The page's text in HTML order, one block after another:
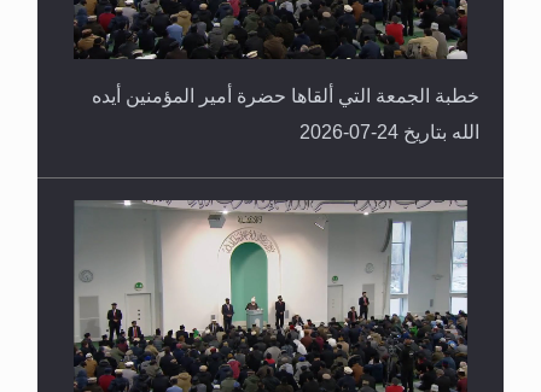
خطبة الجمعة التي ألقاها حضرة أمير المؤمنين أيده
الله بتاريخ 24-07-2026